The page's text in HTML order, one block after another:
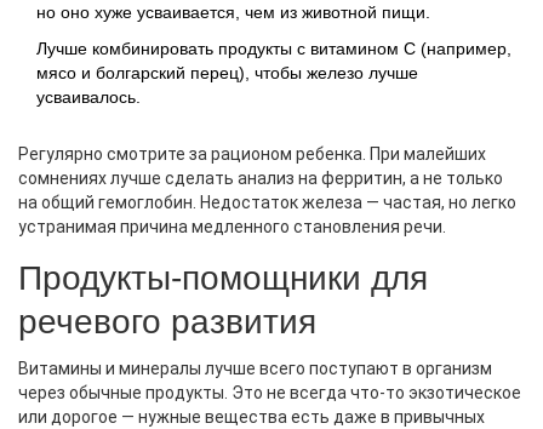
но оно хуже усваивается, чем из животной пищи.
Лучше комбинировать продукты с витамином С (например,
мясо и болгарский перец), чтобы железо лучше
усваивалось.
Регулярно смотрите за рационом ребенка. При малейших
сомнениях лучше сделать анализ на ферритин, а не только
на общий гемоглобин. Недостаток железа — частая, но легко
устранимая причина медленного становления речи.
Продукты-помощники для
речевого развития
Витамины и минералы лучше всего поступают в организм
через обычные продукты. Это не всегда что-то экзотическое
или дорогое — нужные вещества есть даже в привычных